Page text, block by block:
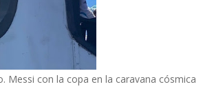
Messi con la copa en la caravana cósmica